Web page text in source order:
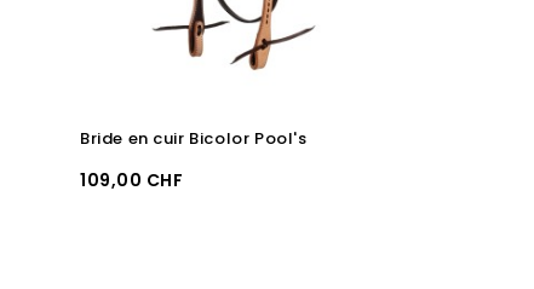
Bride en cuir Bicolor Pool's
Prix
109,00 CHF